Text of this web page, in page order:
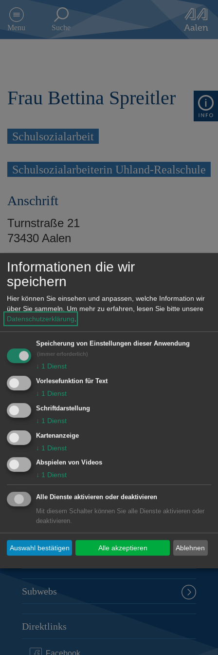
e
m
n
Menu Suche
Frau Bettina Spreitler
Schulsozialarbeit
Schulsozialarbeiterin Uhland-Realschule
Anschrift
Turnstraße 21
73430 Aalen
Telefon: 0162 1375815
E-Mail:schulsozialarbeit-
urs02@aalen.de
Einrichtungen
Schulsozialarbeit
Uhland-Realschule
Unsere Anschrift
Uhland-Realschule
Turnstraße 21
73430Aalen
07361 9561-40
Öffnungszeiten Uhland-Realschule
Subwebs
Direktlinks
Informationen die wir
speichern
Hier können Sie einsehen und anpassen, welche Information wir
über Sie sammeln. Um mehr zu erfahren, lesen Sie bitte unsere
Datenschutzerklärung.
Speicherung von Einstellungen dieser Anwendung
(immer erforderlich)
↓ 1 Dienst
Vorlesefunktion für Text
↓ 1 Dienst
Schriftdarstellung
↓ 1 Dienst
Kartenanzeige
↓ 1 Dienst
Abspielen von Videos
↓ 1 Dienst
Alle Dienste aktivieren oder deaktivieren
Mit diesem Schalter können Sie alle Dienste aktivieren oder
deaktivieren.
Ablehnen
Auswahl bestätigen Alle akzeptieren